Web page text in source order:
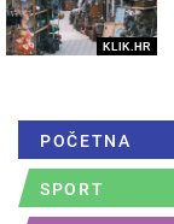
KLIK.HR
POČETNA
SPORT